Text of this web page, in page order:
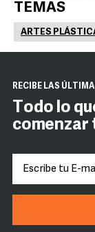
TEMAS
ARTES
RECIBE LAS
Todo lo
comenzar